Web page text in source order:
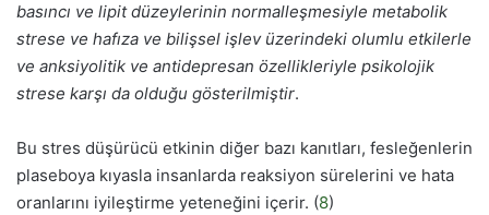
basıncı ve lipit düzeylerinin normalleşmesiyle metabolik
strese ve hafıza ve bilişsel işlev üzerindeki olumlu etkilerle
ve anksiyolitik ve antidepresan özellikleriyle psikolojik
strese karşı da olduğu gösterilmiştir.
Bu stres düşürücü etkinin diğer bazı kanıtları, fesleğenlerin
plaseboya kıyasla insanlarda reaksiyon sürelerini ve hata
oranlarını iyileştirme yeteneğini içerir. (8)